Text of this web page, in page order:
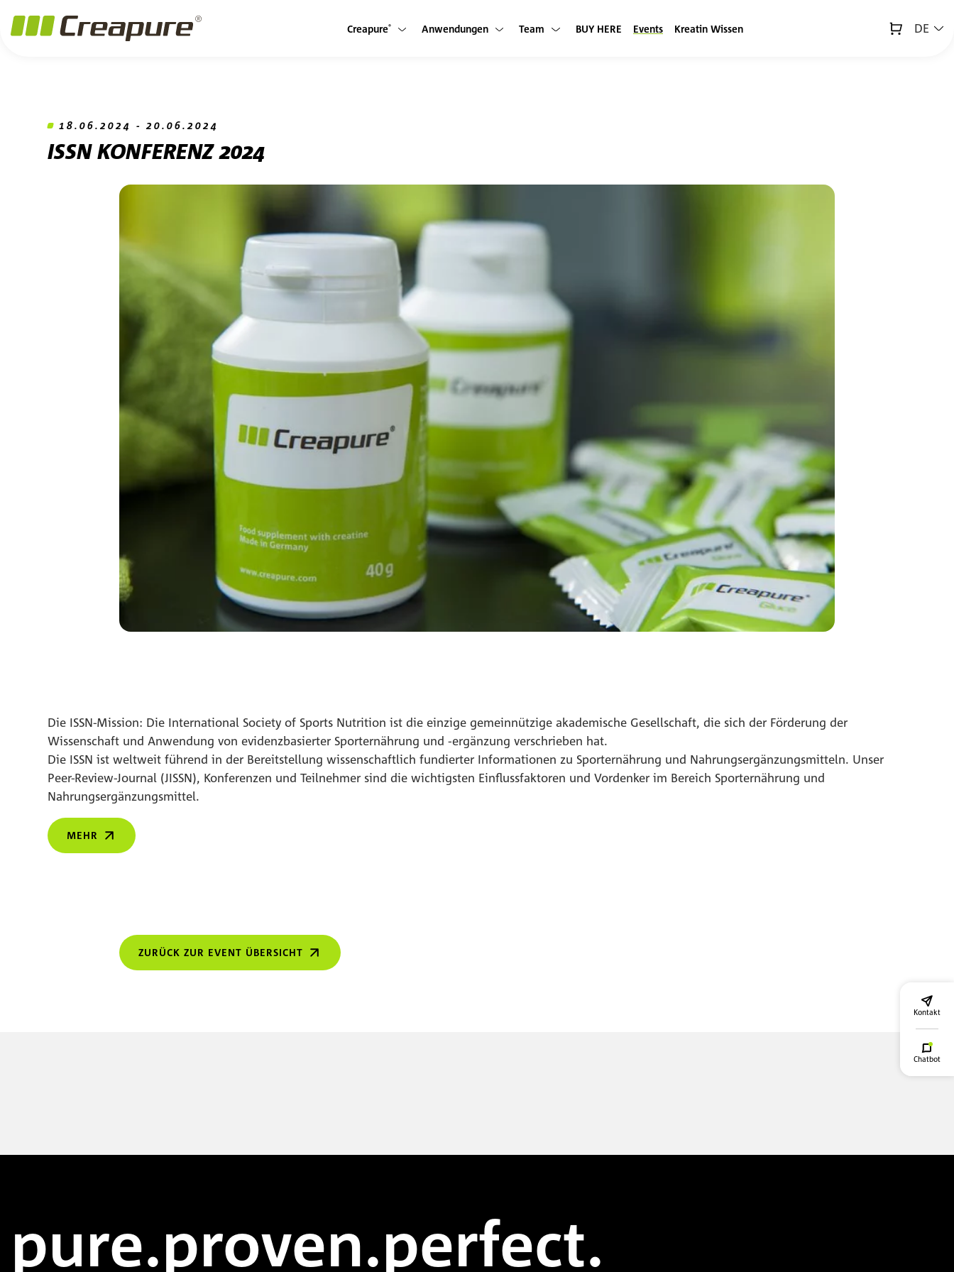
Creapure® Untermenü anzeigen
Anwendungen Untermenü anzeigen
Team Untermenü anzeigen
BUY HERE Events Kreatin Wissen
DE
18.06.2024 - 20.06.2024
ISSN KONFERENZ 2024
Die ISSN-Mission: Die International Society of Sports Nutrition ist die einzige gemeinnützige akademische Gesellschaft, die sich der Förderung der
Wissenschaft und Anwendung von evidenzbasierter Sporternährung und -ergänzung verschrieben hat.
Die ISSN ist weltweit führend in der Bereitstellung wissenschaftlich fundierter Informationen zu Sporternährung und Nahrungsergänzungsmitteln. Unser
Peer-Review-Journal (JISSN), Konferenzen und Teilnehmer sind die wichtigsten Einflussfaktoren und Vordenker im Bereich Sporternährung und
Nahrungsergänzungsmittel.
MEHR
ZURÜCK ZUR EVENT ÜBERSICHT
Kontakt
Chatbot
pure.proven.perfect.